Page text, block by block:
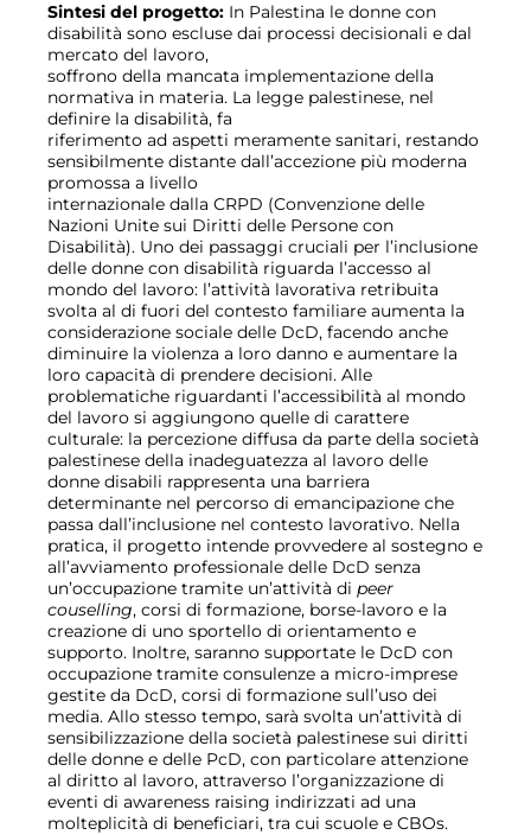
Sintesi del progetto: In Palestina le donne con
disabilità sono escluse dai processi decisionali e dal
mercato del lavoro,
soffrono della mancata implementazione della
normativa in materia. La legge palestinese, nel
definire la disabilità, fa
riferimento ad aspetti meramente sanitari, restando
sensibilmente distante dall’accezione più moderna
promossa a livello
internazionale dalla CRPD (Convenzione delle
Nazioni Unite sui Diritti delle Persone con
Disabilità). Uno dei passaggi cruciali per l’inclusione
delle donne con disabilità riguarda l’accesso al
mondo del lavoro: l’attività lavorativa retribuita
svolta al di fuori del contesto familiare aumenta la
considerazione sociale delle DcD, facendo anche
diminuire la violenza a loro danno e aumentare la
loro capacità di prendere decisioni. Alle
problematiche riguardanti l’accessibilità al mondo
del lavoro si aggiungono quelle di carattere
culturale: la percezione diffusa da parte della società
palestinese della inadeguatezza al lavoro delle
donne disabili rappresenta una barriera
determinante nel percorso di emancipazione che
passa dall’inclusione nel contesto lavorativo. Nella
pratica, il progetto intende provvedere al sostegno e
all’avviamento professionale delle DcD senza
un’occupazione tramite un’attività di peer
couselling, corsi di formazione, borse-lavoro e la
creazione di uno sportello di orientamento e
supporto. Inoltre, saranno supportate le DcD con
occupazione tramite consulenze a micro-imprese
gestite da DcD, corsi di formazione sull’uso dei
media. Allo stesso tempo, sarà svolta un’attività di
sensibilizzazione della società palestinese sui diritti
delle donne e delle PcD, con particolare attenzione
al diritto al lavoro, attraverso l’organizzazione di
eventi di awareness raising indirizzati ad una
molteplicità di beneficiari, tra cui scuole e CBOs.